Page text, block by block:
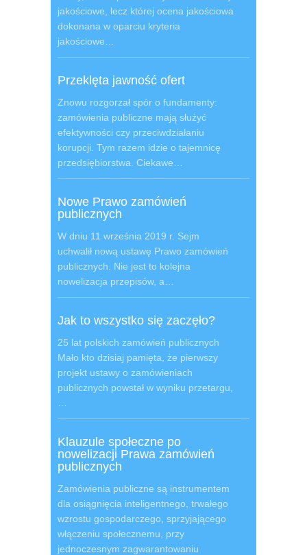
jakościowe, lecz której ocena jakościowa
dokonana w oparciu kryteria
jakościowe…
Przeklęta jawność ofert
Znowu rozgorzał spór o fundamenty:
zamówienia publiczne mają służyć
efektywności czy przeciwdziałaniu
korupcji. Tym razem idzie o tajemnicę
przedsiębiorstwa. Ciekawe…
Nowe Prawo zamówień
publicznych
W dniu 11 września 2019 r. Sejm
uchwalił nową ustawę Prawo zamówień
publicznych. Nie jest to kolejna
nowelizacja przepisów, a…
Jak to wszystko się zaczęło?
25 lat polskich zamówień publicznych
Mało kto dzisiaj pamięta, że pierwszy
projekt ustawy o zamówieniach
publicznych powstał w wyniku przetargu,
Klauzule społeczne po
nowelizacji Prawa zamówień
publicznych
Zamówienia publiczne są instrumentem
dla osiągnięcia inteligentnego, trwałego
wzrostu gospodarczego, sprzyjającego
włączeniu społecznemu, przy
jednoczesnym zagwarantowaniu